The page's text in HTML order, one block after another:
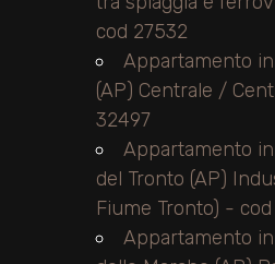
cod 27532
Appartamento
(AP) Centrale /
32497
Appartamento
del Tronto (AP)
Fiume Tronto) -
Appartamento